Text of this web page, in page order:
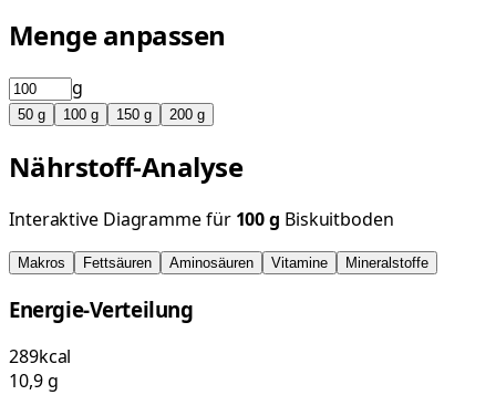
Menge anpassen
g
50 g 100 g 150 g 200 g
Nährstoff-Analyse
Interaktive Diagramme für 100g Biskuitboden
Makros Fettsäuren Aminosäuren Vitamine Mineralstoffe
Energie-Verteilung
289kcal
10,9g